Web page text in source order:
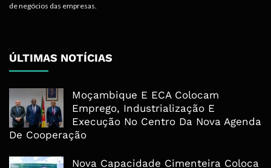
de negócios das empresas.
ÚLTIMAS NOTÍCIAS
Moçambique E ECA Colocam
Emprego, Industrialização E
Execução No Centro Da Nova Agenda
De Cooperação
Nova Capacidade Cimenteira Coloca